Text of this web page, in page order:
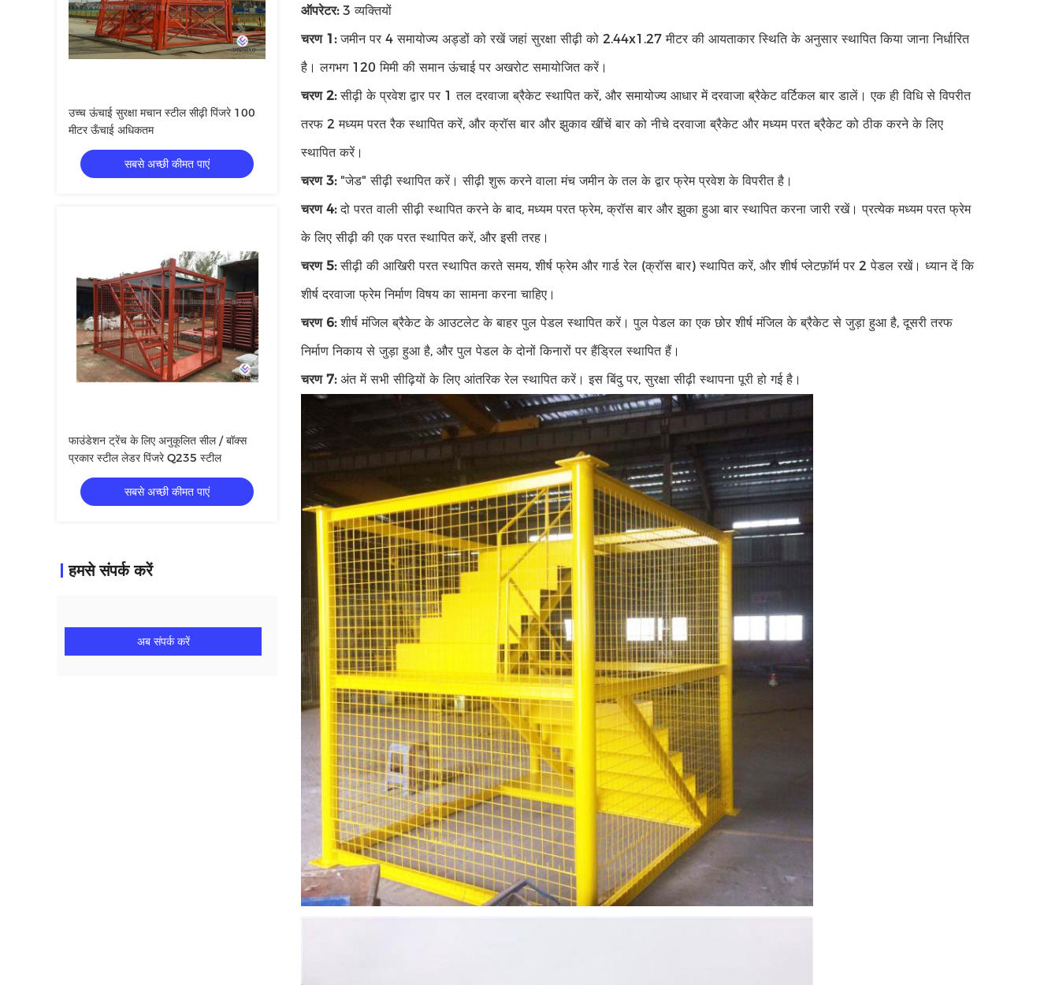
उच्च ऊंचाई सुरक्षा मचान स्टील सीढ़ी पिंजरे 100
मीटर ऊँचाई अधिकतम
सबसे अच्छी कीमत पाएं
फाउंडेशन ट्रेंच के लिए अनुकूलित सील / बॉक्स
प्रकार स्टील लेडर पिंजरे Q235 स्टील
सबसे अच्छी कीमत पाएं
हमसे संपर्क करें
अब संपर्क करें
ऑपरेटर:3 व्यक्तियों
चरण 1:जमीन पर 4 समायोज्य अड्डों को रखें जहां सुरक्षा सीढ़ी को 2.44x1.27 मीटर की आयताकार स्थिति के अनुसार स्थापित किया जाना निर्धारित
है। लगभग 120 मिमी की समान ऊंचाई पर अखरोट समायोजित करें।
चरण 2:सीढ़ी के प्रवेश द्वार पर 1 तल दरवाजा ब्रैकेट स्थापित करें, और समायोज्य आधार में दरवाजा ब्रैकेट वर्टिकल बार डालें। एक ही विधि से विपरीत
तरफ 2 मध्यम परत रैक स्थापित करें, और क्रॉस बार और झुकाव खींचें बार को नीचे दरवाजा ब्रैकेट और मध्यम परत ब्रैकेट को ठीक करने के लिए
स्थापित करें।
चरण 3:"जेड" सीढ़ी स्थापित करें। सीढ़ी शुरू करने वाला मंच जमीन के तल के द्वार फ्रेम प्रवेश के विपरीत है।
चरण 4:दो परत वाली सीढ़ी स्थापित करने के बाद, मध्यम परत फ्रेम, क्रॉस बार और झुका हुआ बार स्थापित करना जारी रखें। प्रत्येक मध्यम परत फ्रेम
के लिए सीढ़ी की एक परत स्थापित करें, और इसी तरह।
चरण 5:सीढ़ी की आखिरी परत स्थापित करते समय, शीर्ष फ्रेम और गार्ड रेल (क्रॉस बार) स्थापित करें, और शीर्ष प्लेटफ़ॉर्म पर 2 पेडल रखें। ध्यान दें कि
शीर्ष दरवाजा फ्रेम निर्माण विषय का सामना करना चाहिए।
चरण 6:शीर्ष मंजिल ब्रैकेट के आउटलेट के बाहर पुल पेडल स्थापित करें। पुल पेडल का एक छोर शीर्ष मंजिल के ब्रैकेट से जुड़ा हुआ है, दूसरी तरफ
निर्माण निकाय से जुड़ा हुआ है, और पुल पेडल के दोनों किनारों पर हैंड्रिल स्थापित हैं।
चरण 7:अंत में सभी सीढ़ियों के लिए आंतरिक रेल स्थापित करें। इस बिंदु पर, सुरक्षा सीढ़ी स्थापना पूरी हो गई है।